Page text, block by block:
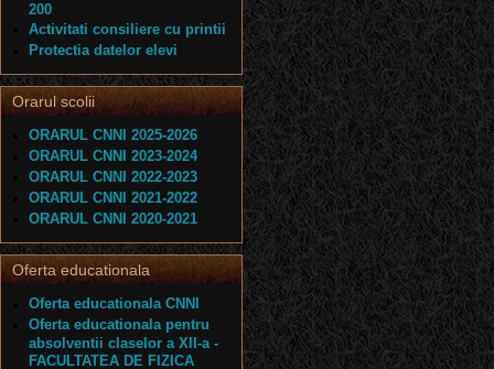
200
Activitati consiliere cu printii
Protectia datelor elevi
Orarul scolii
ORARUL CNNI 2025-2026
ORARUL CNNI 2023-2024
ORARUL CNNI 2022-2023
ORARUL CNNI 2021-2022
ORARUL CNNI 2020-2021
Oferta educationala
Oferta educationala CNNI
Oferta educationala pentru
absolventii claselor a XII-a -
FACULTATEA DE FIZICA